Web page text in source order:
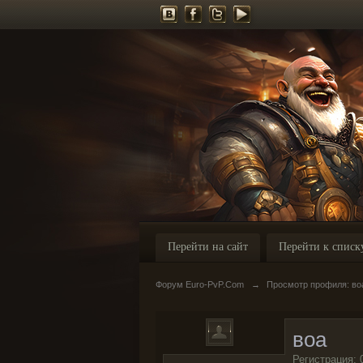
Перейти на сайт Перейти к
Форум Euro-PvP.Com → Просмотр профиля:
воа
Регистрация: